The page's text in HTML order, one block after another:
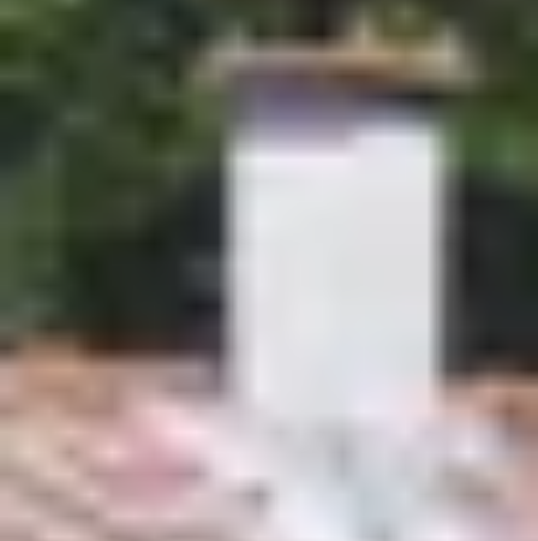
Cantine da visitare e degustazioni vini Languedoc
Cantine da visitare e degustazioni vini Poitou
Cantine da visitare e degustazioni vini Provenza
Cantine da visitare e degustazioni vini Valle del
Cantine da visitare e degustazioni vini Beaune
Cantine da visitare e degustazioni vini Chablis
Cantine da visitare e degustazioni vini Cognac